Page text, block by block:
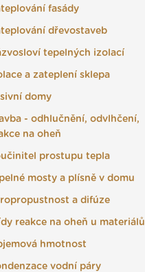
fasády
dřevostaveb
tepelných izolací
a zateplení sklepa
domy
- odhlučnění, odvlhčení,
na oheň
prostupu tepla
mosty a plísně v domu
a difúze
reakce na oheň u materiálů
hmotnost
vodní páry